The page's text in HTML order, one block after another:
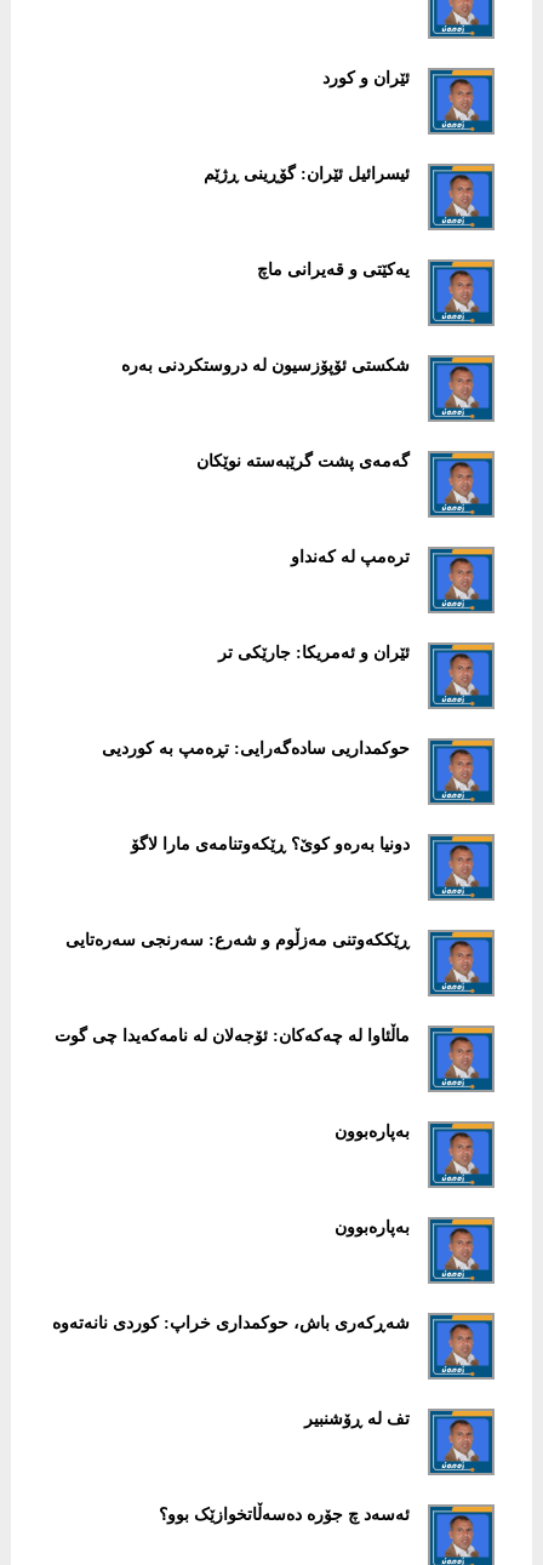
ئێران و کورد
ئیسرائیل ئێران: گۆڕینی ڕژێم
یەکێتی و قەیرانی ماچ
شکستی ئۆپۆزسیون لە دروستکردنی بەرە
گەمەی پشت گرێبەستە نوێکان
ترەمپ لە کەنداو
ئێران و ئەمریکا: جارێکی تر
حوکمداریی سادەگەرایی: تڕەمپ بە کوردیی
دونیا بەرەو کوێ؟ ڕێکەوتنامەی مارا لاگۆ
ڕێککەوتنی مەزڵوم و شەرع: سەرنجی سەرەتایی
ماڵئاوا لە چەکەکان: ئۆجەلان لە نامەکەیدا چی گوت
بەپارەبوون
بەپارەبوون
شەڕکەری باش، حوکمداری خراپ: کوردی نانەتەوە
تف لە ڕۆشنبیر
ئەسەد چ جۆرە دەسەڵاتخوازێک بوو؟